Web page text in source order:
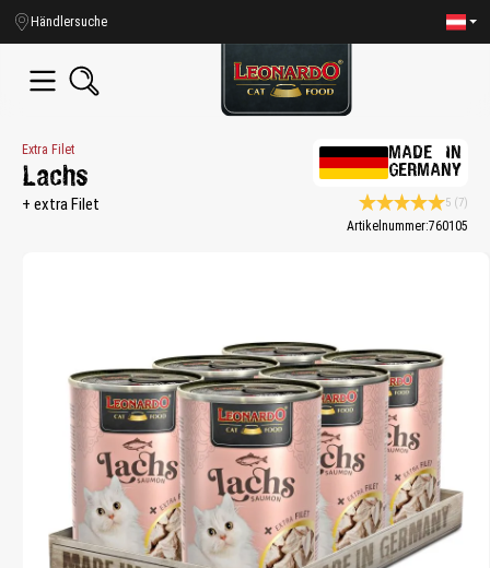
springen
Händlersuche
Extra Filet
Lachs
+ extra Filet
MADE IN
GERMANY
Durchschnittliche
5 (7)
Artikelnummer:760105